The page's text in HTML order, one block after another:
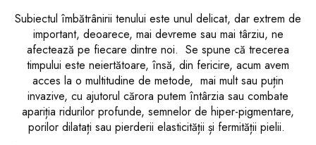
Subiectul îmbătrânirii tenului este unul delicat, dar extrem de
important, deoarece, mai devreme sau mai târziu, ne
afectează pe fiecare dintre noi. Se spune că trecerea
timpului este neiertătoare, însă, din fericire, acum avem
acces la o multitudine de metode, mai mult sau puțin
invazive, cu ajutorul cărora putem întârzia sau combate
apariția ridurilor profunde, semnelor de hiper-pigmentare,
porilor dilatați sau pierderii elasticității și fermității pielii.